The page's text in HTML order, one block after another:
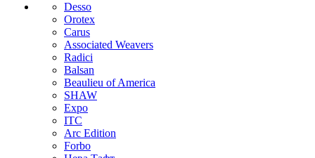
Desso
Orotex
Carus
Associated Weavers
Radici
Balsan
Beaulieu of America
SHAW
Expo
ITC
Arc Edition
Forbo